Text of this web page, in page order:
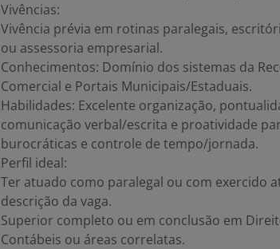
Vivências:
Vivência prévia em rotinas paralegais,
ou assessoria empresarial.
Conhecimentos: Domínio dos sistemas da
Comercial e Portais Municipais/Estaduais.
Habilidades: Excelente organização,
comunicação verbal/escrita e proatividade
burocráticas e controle de tempo/jornada.
Perfil ideal:
Ter atuado como paralegal ou com exercido
descrição da vaga.
Superior completo ou em conclusão em
Contábeis ou áreas correlatas.